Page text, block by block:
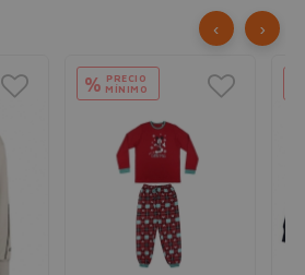
% PRECIO
MÍNIMO
‹ ›